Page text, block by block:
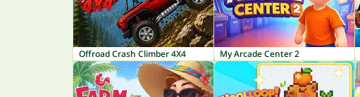
Offroad Crash Climber 4X4 My Arcade Center 2